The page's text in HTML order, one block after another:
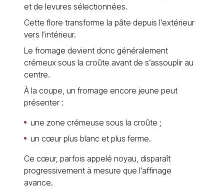
et de levures sélectionnées.
Cette flore transforme la pâte depuis l’extérieur
vers l’intérieur.
Le fromage devient donc généralement
crémeux sous la croûte avant de s’assouplir au
centre.
À la coupe, un fromage encore jeune peut
présenter :
une zone crémeuse sous la croûte ;
un cœur plus blanc et plus ferme.
Ce cœur, parfois appelé noyau, disparaît
progressivement à mesure que l’affinage
avance.